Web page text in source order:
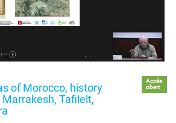
of Morocco, history
Tafilelt,
Accés
obert